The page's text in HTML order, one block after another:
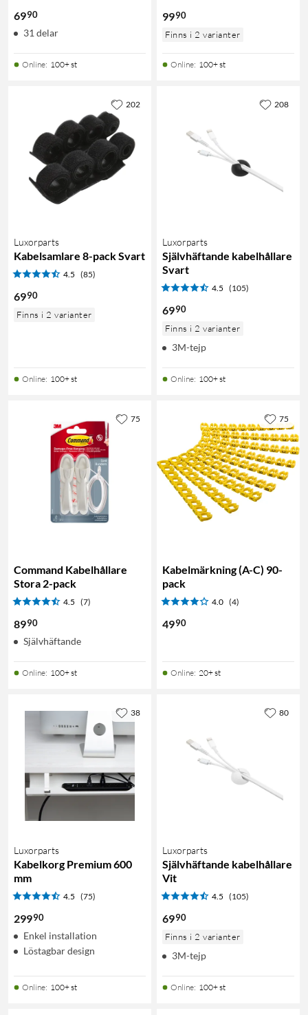
6990
31 delar
Online: 100+ st
9990
Finns i 2 varianter
Online: 100+ st
Luxorparts
Kabelsamlare 8-pack Svart
4.5 (85)
6990
Finns i 2 varianter
Online: 100+ st
202
Luxorparts
Självhäftande kabelhållare
Svart
4.5 (105)
6990
Finns i 2 varianter
3M-tejp
Online: 100+ st
208
Command Kabelhållare
Stora 2-pack
4.5 (7)
8990
Självhäftande
Online: 100+ st
75
Kabelmärkning (A-C) 90-
pack
4.0 (4)
4990
Online: 20+ st
75
Luxorparts
Kabelkorg Premium 600
mm
4.5 (75)
29990
Enkel installation
Löstagbar design
Online: 100+ st
38
Luxorparts
Självhäftande kabelhållare
Vit
4.5 (105)
6990
Finns i 2 varianter
3M-tejp
Online: 100+ st
80